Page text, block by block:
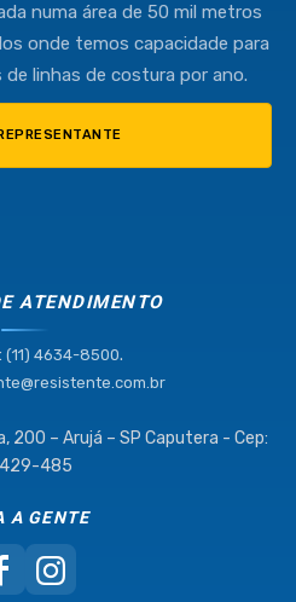
(11) 4634-8500
numa área de 50 mil metros
onde temos capacidade para
linhas de costura por ano.
ATENDIMENTO
(11) 4634-8500.
200 – Arujá – SP Caputera - Cep:
485
A GENTE